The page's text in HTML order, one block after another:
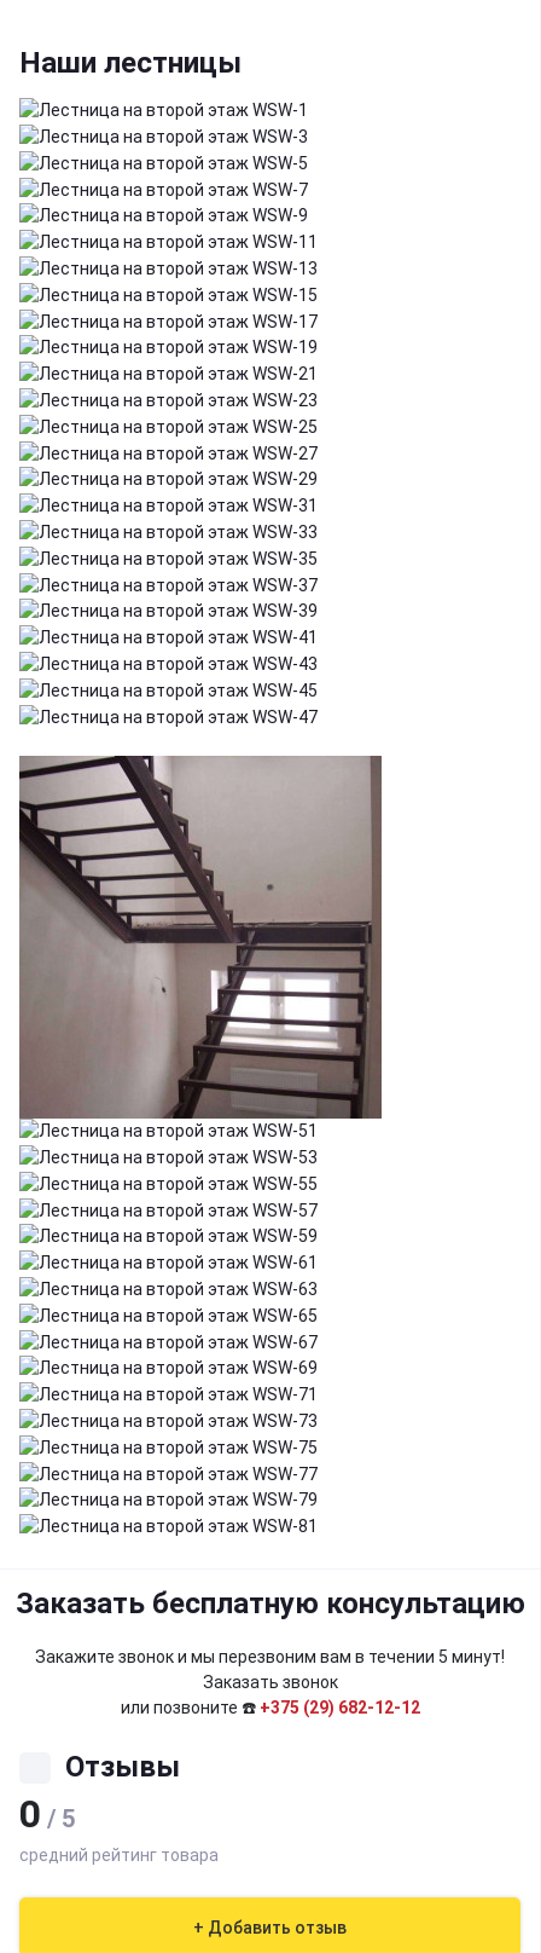
Наши лестницы
Заказать бесплатную консультацию
Закажите звонок и мы перезвоним вам в течении 5 минут!
Заказать звонок
или позвоните ☎️ +375 (29) 682-12-12
Отзывы
0 / 5
средний рейтинг товара
+ Добавить отзыв